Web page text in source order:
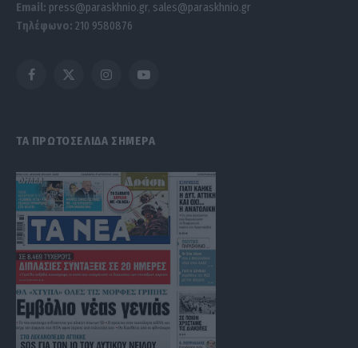
Email: press@paraskhnio.gr, sales@paraskhnio.gr
Τηλέφωνο: 210 9580876
Facebook
X
InstagramYouTube
ΤΑ ΠΡΩΤΟΣΕΛΙΔΑ ΣΗΜΕΡΑ